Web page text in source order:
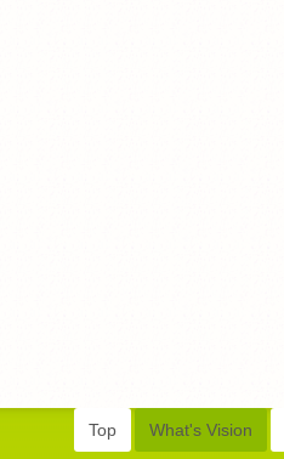
Top What's Vision